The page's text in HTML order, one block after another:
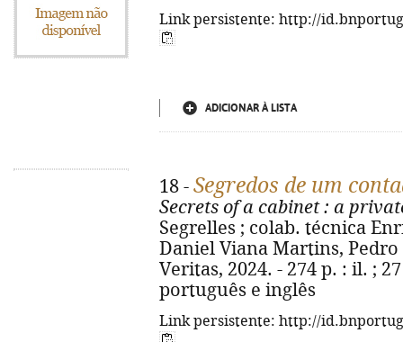
Link persistente: http://
ADICIONAR À LISTA
18 - Segredos de um
Secrets of a cabinet: a
Segrelles ; colab. técnica
Daniel Viana Martins, Pedro
Veritas, 2024. - 274 p. : il. ;
português e inglês
Link persistente: http://